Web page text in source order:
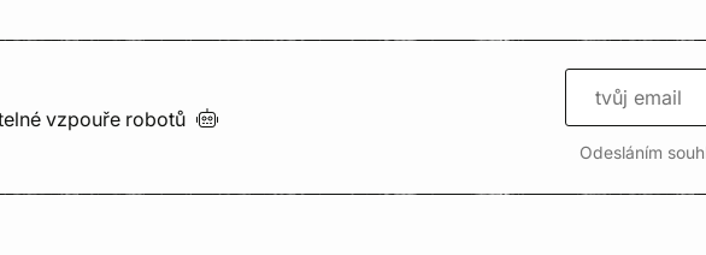
vzpouře robotů
Odesláním